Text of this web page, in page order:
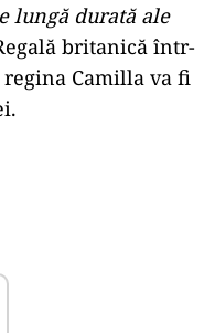
lungă durată ale
britanică într-
Camilla va fi